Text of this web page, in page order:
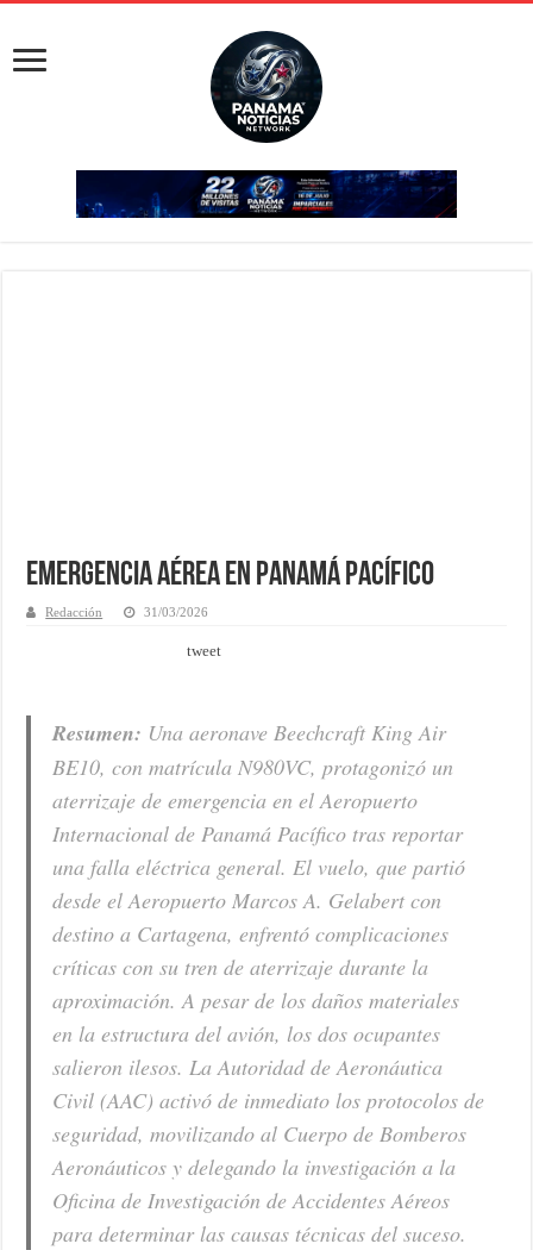
Emergencia aérea en Panamá Pacífico
Redacción 31/03/2026
tweet
Resumen: Una aeronave Beechcraft King Air
BE10, con matrícula N980VC, protagonizó un
aterrizaje de emergencia en el Aeropuerto
Internacional de Panamá Pacífico tras reportar
una falla eléctrica general. El vuelo, que partió
desde el Aeropuerto Marcos A. Gelabert con
destino a Cartagena, enfrentó complicaciones
críticas con su tren de aterrizaje durante la
aproximación. A pesar de los daños materiales
en la estructura del avión, los dos ocupantes
salieron ilesos. La Autoridad de Aeronáutica
Civil (AAC) activó de inmediato los protocolos de
seguridad, movilizando al Cuerpo de Bomberos
Aeronáuticos y delegando la investigación a la
Oficina de Investigación de Accidentes Aéreos
para determinar las causas técnicas del suceso.